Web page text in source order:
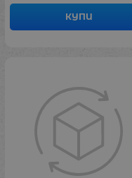
КУПИ